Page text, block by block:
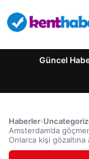
Güncel
Haberler›
Amsterdam’da
Onlarca kişi gözaltına